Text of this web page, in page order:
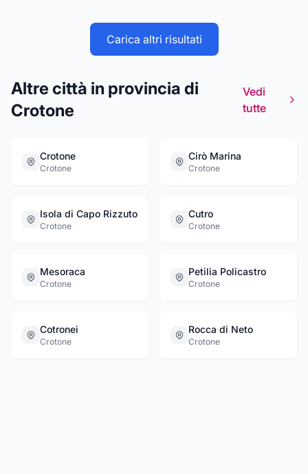
Carica altri risultati
Altre città in provincia di
Crotone
Vedi
tutte
Crotone
Crotone
Cirò Marina
Crotone
Isola di Capo Rizzuto
Crotone
Cutro
Crotone
Mesoraca
Crotone
Petilia Policastro
Crotone
Cotronei
Crotone
Rocca di Neto
Crotone